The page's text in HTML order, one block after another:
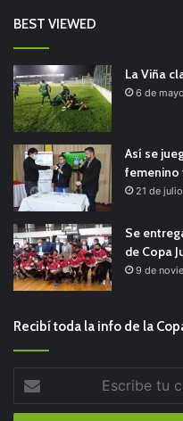
BEST VIEWED
La Viña
6 de
Así se
femenino
21 de
Se
de Copa
9 de
Recibí toda la info de la
correo